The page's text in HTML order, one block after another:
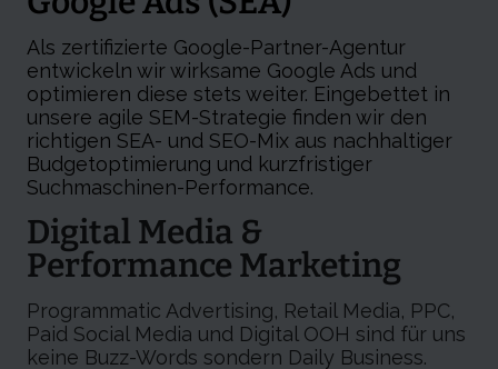
Als zertifizierte Google-Partner-Agentur
entwickeln wir wirksame Google Ads und
optimieren diese stets weiter. Eingebettet in
unsere agile SEM-Strategie finden wir den
richtigen SEA- und SEO-Mix aus nachhaltiger
Budgetoptimierung und kurzfristiger
Suchmaschinen-Performance.
Digital Media &
Performance Marketing
Programmatic Advertising, Retail Media, PPC,
Paid Social Media und Digital OOH sind für uns
keine Buzz-Words sondern Daily Business.